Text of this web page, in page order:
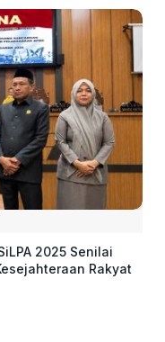
2025 Senilai
Rakyat